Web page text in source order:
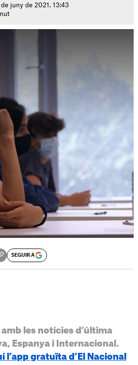
juny de 2021. 13:43
SEGUIR A
amb les notícies d’última
Espanya i Internacional.
l’app gratuïta d’El Nacional